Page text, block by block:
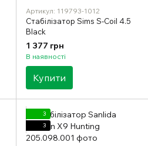
Артикул: 119793-1012
Стабілізатор Sims S-Coil 4.5
Black
1 377 грн
В наявності
Купити
3
3